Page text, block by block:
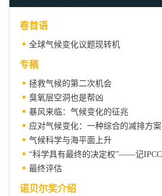
卷首语
全球气候变化议题现转机
专稿
拯救气候的第二次机会
臭氧层空洞也是帮凶
暴风来临：气候变化的征兆
应对气候变化：一种综合的减排方案
气候科学与海平面上升
最终评估
诺贝尔奖介绍